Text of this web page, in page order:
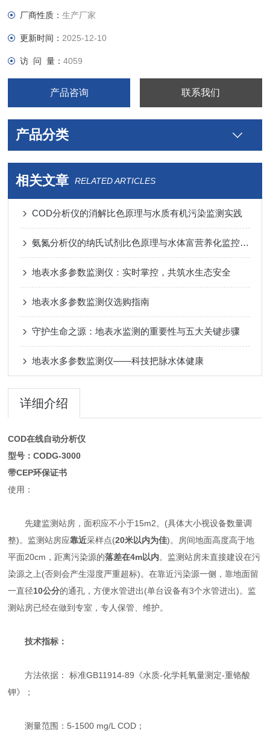
厂商性质：生产厂家
更新时间： 2025-12-10
访 问 量：4059
产品咨询 联系我们
产品分类
相关文章 RELATED ARTICLES
COD分析仪的消解比色原理与水质有机污染监测实践
氨氮分析仪的纳氏试剂比色原理与水体富营养化监控实践
地表水多参数监测仪：实时掌控，共筑水生态安全
地表水多参数监测仪选购指南
守护生命之源：地表水监测的重要性与五大关键步骤
地表水多参数监测仪——科技把脉水体健康
详细介绍
COD在线自动分析仪
型号：CODG-3000
带CEP环保证书
使用：
先建监测站房，面积应不小于15m2。(具体大小视设备数量调
整)。监测站房应靠近采样点(20米以内为佳)。房间地面高度高于地
平面20cm，距离污染源的落差在4m以内。监测站房未直接建设在污
染源之上(否则会产生湿度严重超标)。在靠近污染源一侧，靠地面留
一直径10公分的通孔，方便水管进出(单台设备有3个水管进出)。监
测站房已经在做到专室，专人保管、维护。
技术指标：
方法依据： 标准GB11914-89《水质-化学耗氧量测定-重铬酸
钾》；
测量范围：5-1500 mg/L COD；